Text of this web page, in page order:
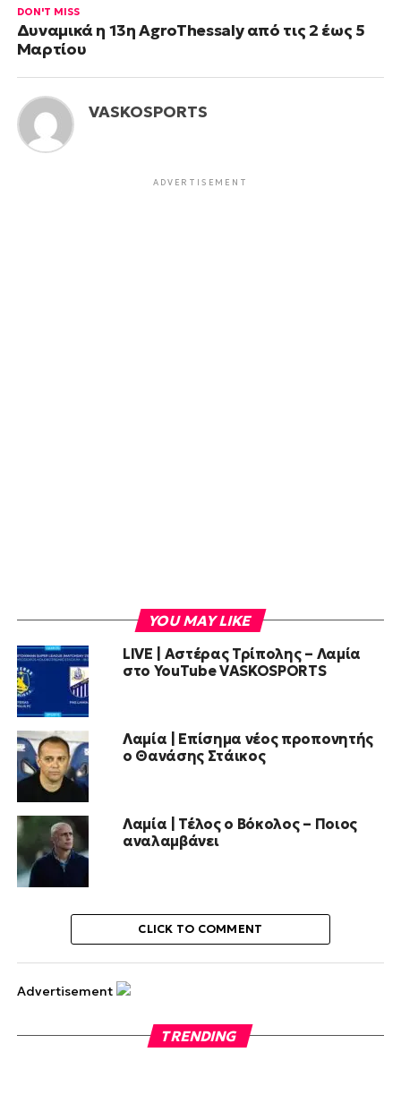
DON'T MISS
Δυναμικά η 13η AgroThessaly από τις 2 έως 5
Μαρτίου
VASKOSPORTS
ADVERTISEMENT
YOU MAY LIKE
LIVE | Αστέρας Τρίπολης – Λαμία
στο YouTube VASKOSPORTS
Λαμία | Επίσημα νέος προπονητής
ο Θανάσης Στάικος
Λαμία | Τέλος ο Βόκολος – Ποιος
αναλαμβάνει
CLICK TO COMMENT
Advertisement
TRENDING